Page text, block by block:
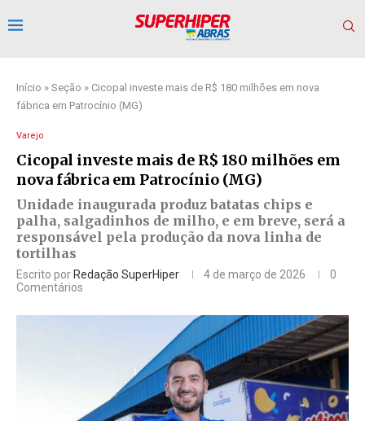
Início » Seção » Cicopal investe mais de R$ 180 milhões em nova
fábrica em Patrocínio (MG)
Varejo
Cicopal investe mais de R$ 180 milhões em
nova fábrica em Patrocínio (MG)
Unidade inaugurada produz batatas chips e
palha, salgadinhos de milho, e em breve, será a
responsável pela produção da nova linha de
tortilhas
Escrito porRedação SuperHiper 4 de março de 2026
0
Comentários